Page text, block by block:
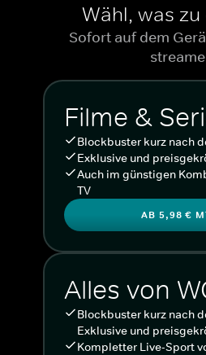
Wähl, was
Sofort auf dem
Filme &
Blockbuster kurz nach
Exklusive und
Auch im günstigen
TV
AB 5,98 €
Alles von
Blockbuster kurz nach
Exklusive und
Kompletter Live-Sport